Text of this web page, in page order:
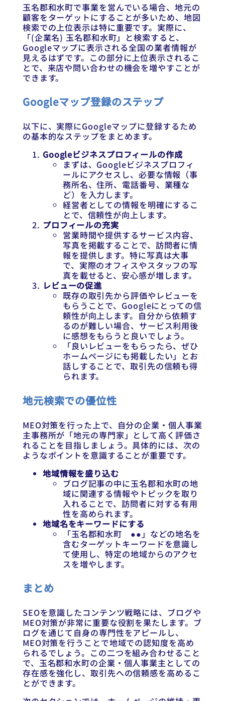
玉名郡和水町で事業を営んでいる場合、地元の
顧客をターゲットにすることが多いため、地図
検索での上位表示は特に重要です。実際に、
「(企業名) 玉名郡和水町」と検索すると、
Googleマップに表示される全国の業者情報が
見えるはずです。この部分に上位表示されるこ
とで、来店や問い合わせの機会を増やすことが
できます。
Googleマップ登録のステップ
以下に、実際にGoogleマップに登録するため
の基本的なステップをまとめます。
Googleビジネスプロフィールの作成
まずは、Googleビジネスプロフィ
ールにアクセスし、必要な情報（事
務所名、住所、電話番号、業種な
ど）を入力します。
経営者としての情報を明確にするこ
とで、信頼性が向上します。
プロフィールの充実
営業時間や提供するサービス内容、
写真を掲載することで、訪問者に情
報を提供します。特に写真は大事
で、実際のオフィスやスタッフの写
真を載せると、安心感が増します。
レビューの促進
既存の取引先から評価やレビューを
もらうことで、Googleにとっての信
頼性が向上します。自分から依頼す
るのが難しい場合、サービス利用後
に感想をもらうと良いでしょう。
「良いレビューをもらったら、ぜひ
ホームページにも掲載したい」とお
話しすることで、取引先の信頼も得
られます。
地元検索での優位性
MEO対策を行った上で、自分の企業・個人事業
主事務所が「地元の専門家」として高く評価さ
れることを目指しましょう。具体的には、次の
ようなポイントを意識することが重要です。
地域情報を盛り込む
ブログ記事の中に玉名郡和水町の地
域に関連する情報やトピックを取り
入れることで、訪問者に対する有用
性を高められます。
地域名をキーワードにする
「玉名郡和水町 ●●」などの地名を
含むターゲットキーワードを意識し
て使用し、特定の地域からのアクセ
スを増やします。
まとめ
SEOを意識したコンテンツ戦略には、ブログや
MEO対策が非常に重要な役割を果たします。ブ
ログを通じて自身の専門性をアピールし、
MEO対策を行うことで地域での認知度を高め
られるでしょう。この二つを組み合わせること
で、玉名郡和水町の企業・個人事業主としての
存在感を強化し、取引先への信頼感を高めるこ
とができます。